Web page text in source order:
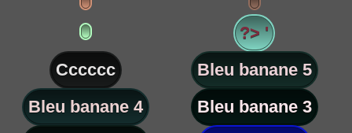
?> '
Cccccc
Bleu banane 5
Bleu banane 4
Bleu banane 3